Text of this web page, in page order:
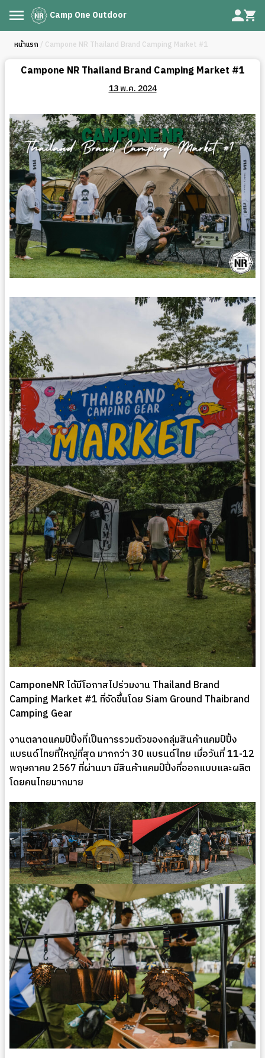
Camp One Outdoor
หน้าแรก / Campone NR Thailand Brand Camping Market #1
Campone NR Thailand Brand Camping Market #1
13 พ.ค. 2024
CamponeNR ได้มีโอกาสไปร่วมงาน Thailand Brand
Camping Market #1 ที่จัดขึ้นโดย Siam Ground Thaibrand
Camping Gear
งานตลาดแคมป์ปิ้งที่เป็นการรวมตัวของกลุ่มสินค้าแคมป์ปิ้ง
แบรนด์ไทยที่ใหญ่ที่สุด มากกว่า 30 แบรนด์ไทย เมื่อวันที่ 11-12
พฤษภาคม 2567 ที่ผ่านมา มีสินค้าแคมป์ปิ้งที่ออกแบบและผลิต
โดยคนไทยมากมาย